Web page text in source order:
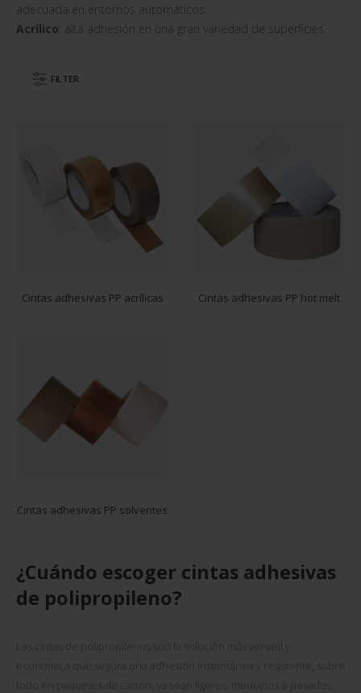
adecuada en entornos automáticos.
Acrílico: alta adhesión en una gran variedad de superficies.
FILTER
Cintas adhesivas PP acrílicas Cintas adhesivas PP hot melt
Cintas adhesivas PP solventes
¿Cuándo escoger cintas adhesivas
de polipropileno?
Las cintas de polipropilenos son la solución más versátil y
económica que segura una adhesión instantánea y resistente, sobre
todo en paquetes de cartón, ya sean ligeros, medianos o pesados.